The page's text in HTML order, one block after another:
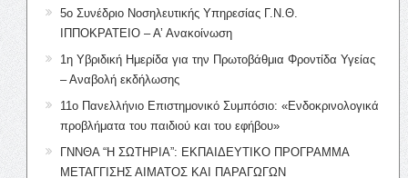
5ο Συνέδριο Νοσηλευτικής Υπηρεσίας Γ.Ν.Θ.
ΙΠΠΟΚΡΑΤΕΙΟ – Α’ Ανακοίνωση
1η Υβριδική Ημερίδα για την Πρωτοβάθμια Φροντίδα Υγείας
– Αναβολή εκδήλωσης
11ο Πανελλήνιο Επιστημονικό Συμπόσιο: «Ενδοκρινολογικά
προβλήματα του παιδιού και του εφήβου»
ΓΝΝΘΑ “Η ΣΩΤΗΡΙΑ”: ΕΚΠΑΙΔΕΥΤΙΚΟ ΠΡΟΓΡΑΜΜΑ
ΜΕΤΑΓΓΙΣΗΣ ΑΙΜΑΤΟΣ ΚΑΙ ΠΑΡΑΓΩΓΩΝ